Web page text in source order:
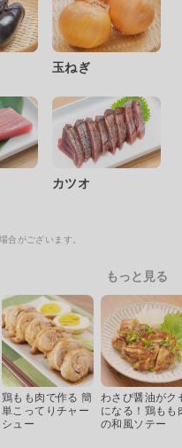
玉ねぎ
カツオ
合がございます。
もっと見る
鶏もも肉で作る 簡
単こってりチャー
シュー
わさび醤油がク
になる！鶏もも
の和風ソテー